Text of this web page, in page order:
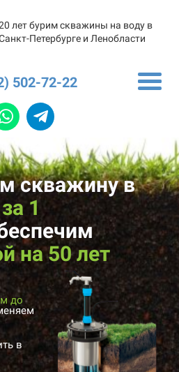
лет бурим скважины на воду в
Петербурге и Ленобласти
502-72-22
скважину в
за 1
на 50 лет
до
в